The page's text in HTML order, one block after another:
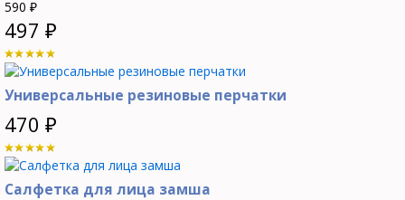
590 ₽
497 ₽
Универсальные резиновые перчатки
470 ₽
Салфетка для лица замша